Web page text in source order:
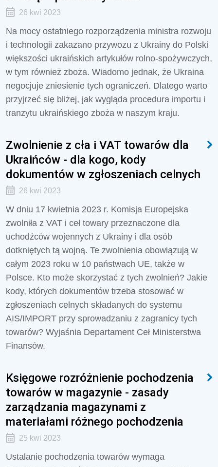
26 kwi 2023
Na mocy ostatniego rozporządzenia ministra rozwoju
i technologii zakazano przywozu z Ukrainy do Polski
większości ukraińskich artykułów rolno-spożywczych,
w tym również zboża. Wiadomo jednak, że Ukraina
negocjuje zniesienie tych ograniczeń. Dlatego warto
przyjrzeć się bliżej, jak wygląda procedura importu i
tranzytu ukraińskiego zboża w naszym kraju.
Zwolnienie z cła i VAT towarów dla
Ukraińców - dla kogo, kody
dokumentów w zgłoszeniach celnych
26 kwi 2023
W dniu 17 kwietnia 2023 r. Komisja Europejska
zwolniła z VAT i ceł towary przeznaczone dla
uchodźców wojennych z Ukrainy i dla osób
dotkniętych tą wojną. Te zwolnienia obowiązują w
całym 2023 roku w 10 państwach UE, także w
Polsce. Kto może skorzystać z tych zwolnień? Jakie
kody, których dokumentów trzeba stosować w
zgłoszeniach celnych składanych do systemu
AIS/IMPORT przy sprowadzaniu z zagranicy tych
towarów? Wyjaśnia Departament Ceł Ministerstwa
Finansów.
Księgowe rozróżnienie pochodzenia
towarów w magazynie - zasady
zarządzania magazynami z
materiałami różnego pochodzenia
25 kwi 2023
Ustalanie pochodzenia towarów wymaga